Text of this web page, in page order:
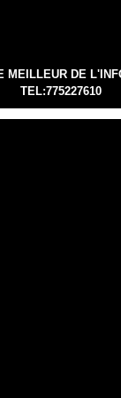
MEILLEUR DE
TEL:775227610